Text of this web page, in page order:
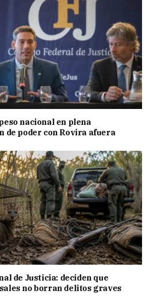
nacional en plena
de poder con Rovira afuera
de Justicia: deciden que
no borran delitos graves